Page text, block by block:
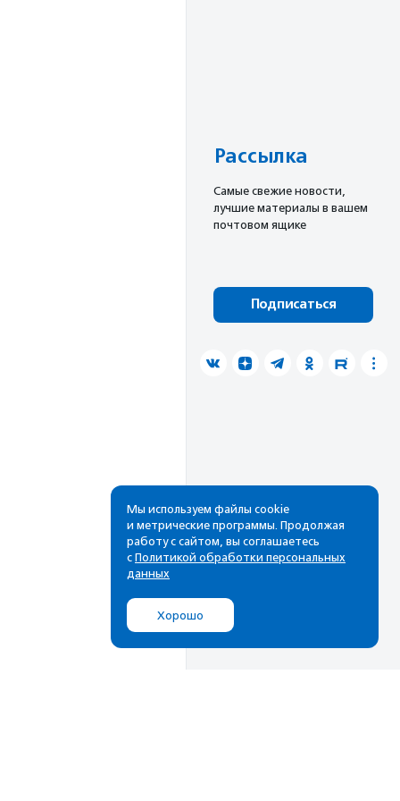
Рассылка
Cамые свежие новости,
лучшие материалы в вашем
почтовом ящике
Подписаться
Мы используем файлы cookie
и метрические программы. Продолжая
работу с сайтом, вы соглашаетесь
с Политикой обработки персональных
данных
Хорошо